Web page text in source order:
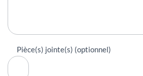
Pièce(s) jointe(s) (optionnel)